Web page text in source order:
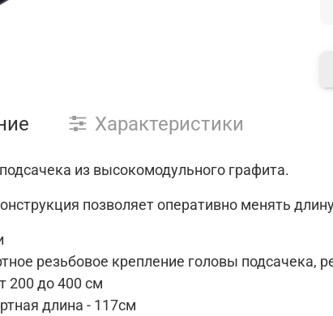
Характеристики
из высокомодульного графита.
позволяет оперативно менять
резьбовое крепление головы подсачека,
200 до 400 см
длина - 117см